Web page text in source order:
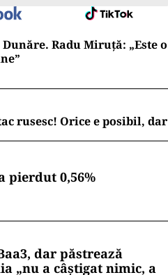
Radu Miruță: „Este o
rusesc! Orice e posibil, dar
pierdut 0,56%
dar păstrează
„nu a câștigat nimic, a